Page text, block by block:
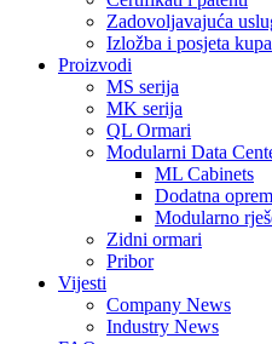
Zadovoljavajuća
Izložba i posjeta
Proizvodi
MS serija
MK serija
QL Ormari
Modularni Data
ML Cabinets
Dodatna
Modularno
Zidni ormari
Pribor
Vijesti
Company News
Industry News